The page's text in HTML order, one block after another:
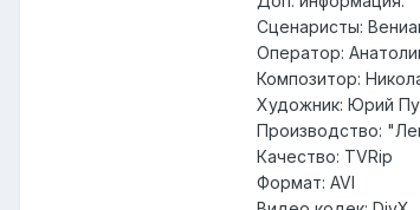
Сценаристы:
Оператор:
Композитор:
Художник: Юрий
Производство:
Качество: TVRip
Формат: AVI